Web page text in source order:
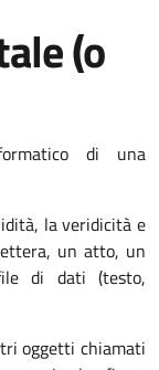
(o
di una
la veridicità e
un atto, un
di dati (testo,
oggetti chiamati